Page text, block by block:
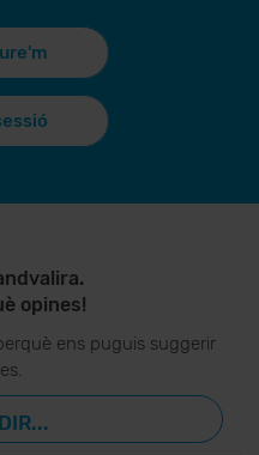
opines!
ens puguis suggerir